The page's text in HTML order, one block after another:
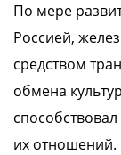
По мере
Россией,
средством
обмена
их отношений.